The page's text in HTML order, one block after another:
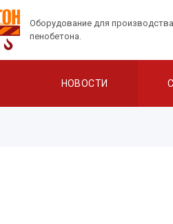
Оборудование для производства
пенобетона.
НОВОСТИ